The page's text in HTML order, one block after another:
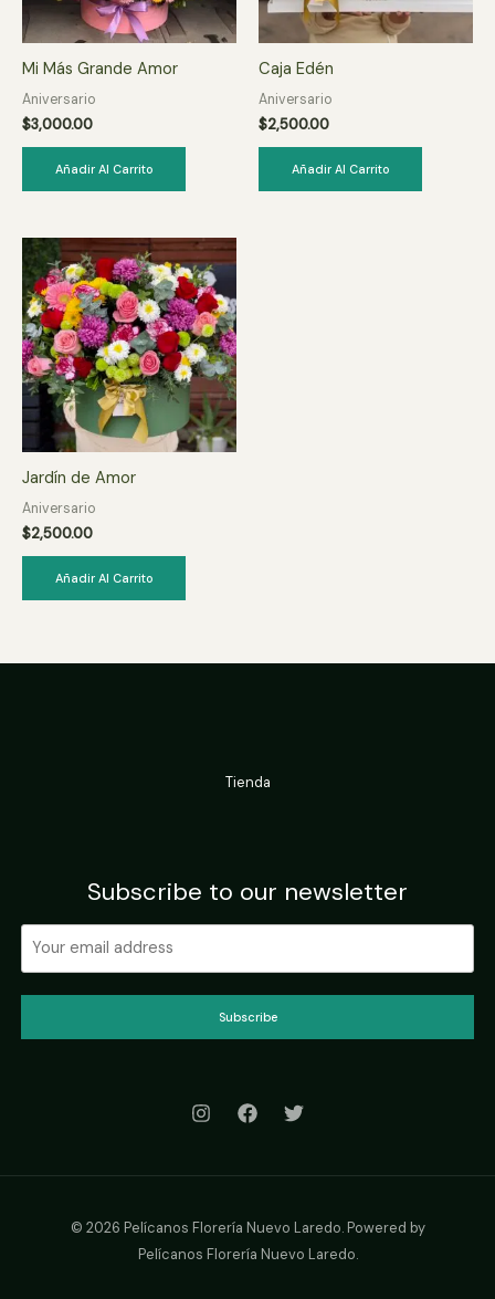
Mi Más Grande Amor
Aniversario
$3,000.00
Añadir Al Carrito
Caja Edén
Aniversario
$2,500.00
Añadir Al Carrito
Jardín de Amor
Aniversario
$2,500.00
Añadir Al Carrito
Tienda
Subscribe to our newsletter
Subscribe
© 2026 Pelícanos Florería Nuevo Laredo. Powered by
Pelícanos Florería Nuevo Laredo.